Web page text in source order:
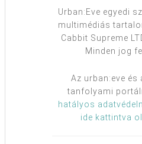
Urban:Eve egyedi
multimédiás
Cabbit Supreme
Minden jog
Az urban:eve és
tanfolyami
hatályos
ide kattintva